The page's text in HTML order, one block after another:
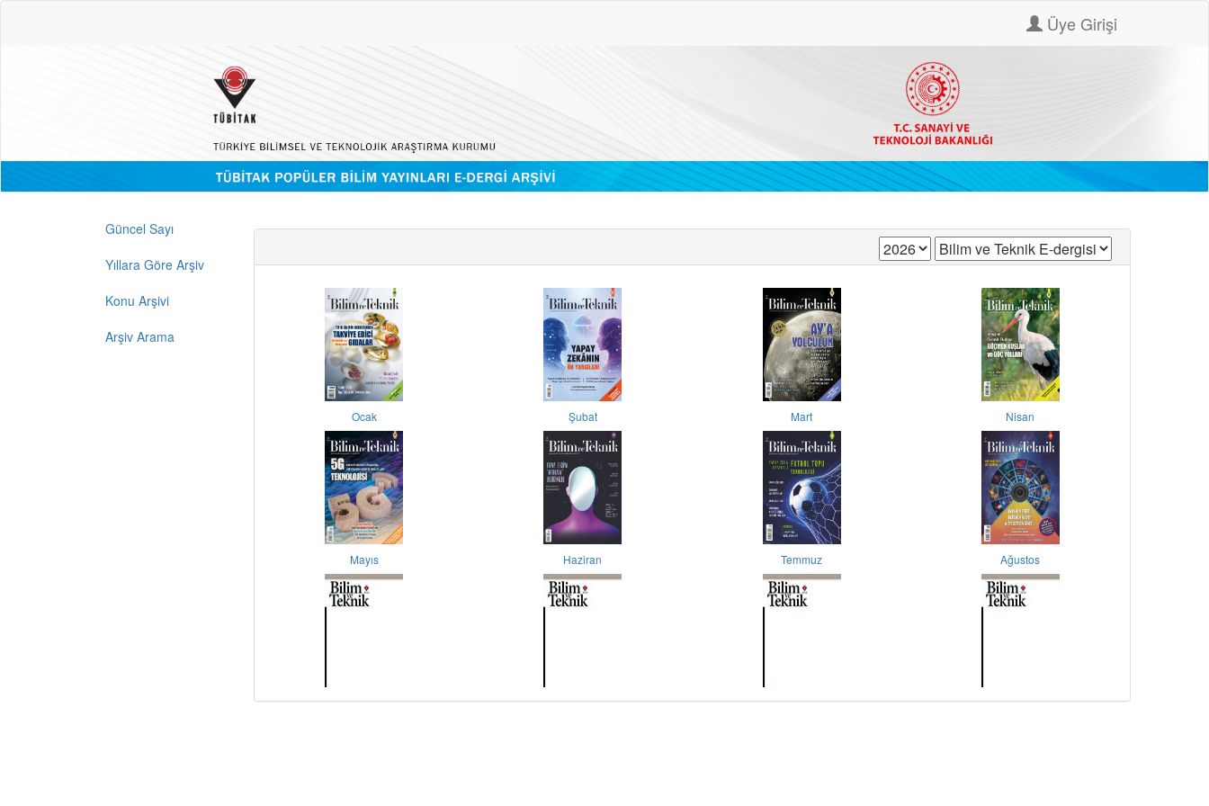
Üye Girişi
Güncel Sayı
Yıllara Göre Arşiv
Konu Arşivi
Arşiv Arama
Ocak Şubat Mart Nisan
Mayıs Haziran Temmuz Ağustos